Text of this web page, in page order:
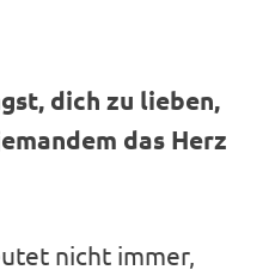
dich zu lieben,
das Herz
nicht immer,